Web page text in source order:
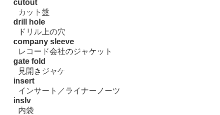
cutout
カット盤
drill hole
ドリル上の穴
company sleeve
レコード会社のジャケット
gate fold
見開きジャケ
insert
インサート／ライナーノーツ
inslv
内袋